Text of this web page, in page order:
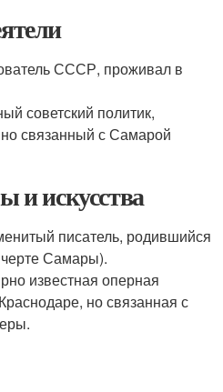
СССР, проживал в
советский политик,
связанный с Самарой
и искусства
писатель, родившийся
Самары).
известная оперная
но связанная с